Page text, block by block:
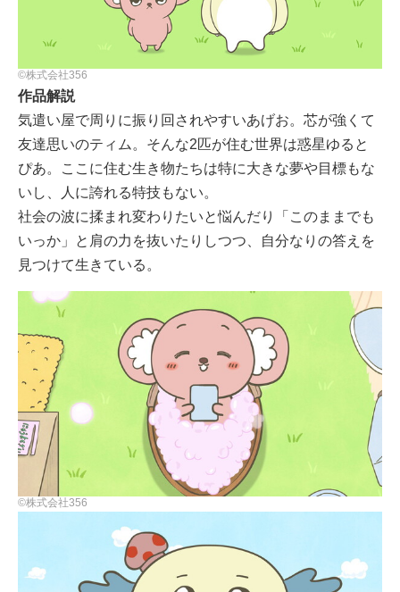
©株式会社356
作品解説
気遣い屋で周りに振り回されやすいあげお。芯が強くて
友達思いのティム。そんな2匹が住む世界は惑星ゆると
ぴあ。ここに住む生き物たちは特に大きな夢や目標もな
いし、人に誇れる特技もない。
社会の波に揉まれ変わりたいと悩んだり「このままでも
いっか」と肩の力を抜いたりしつつ、自分なりの答えを
見つけて生きている。
©株式会社356